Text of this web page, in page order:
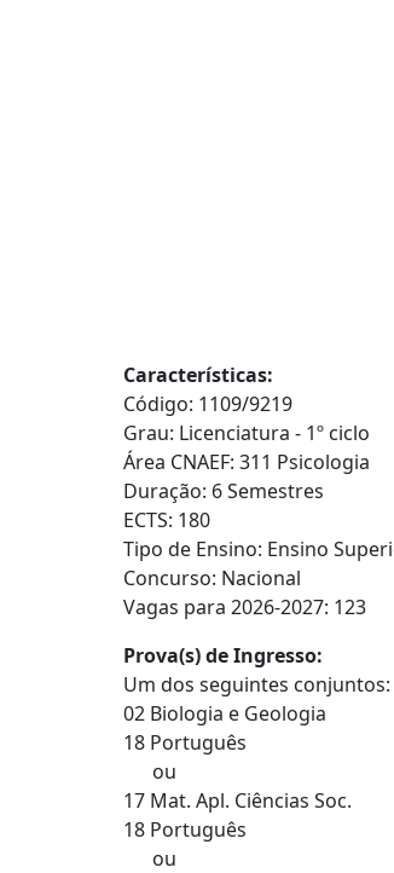
Características:
Código: 1109/9219
Grau: Licenciatura - 1º ciclo
Área CNAEF: 311 Psicologia
Duração: 6 Semestres
ECTS: 180
Tipo de Ensino: Ensino
Concurso: Nacional
Vagas para 2026-2027: 123
Prova(s) de Ingresso:
Um dos seguintes conjuntos:
02 Biologia e Geologia
18 Português
ou
17 Mat. Apl. Ciências Soc.
18 Português
ou